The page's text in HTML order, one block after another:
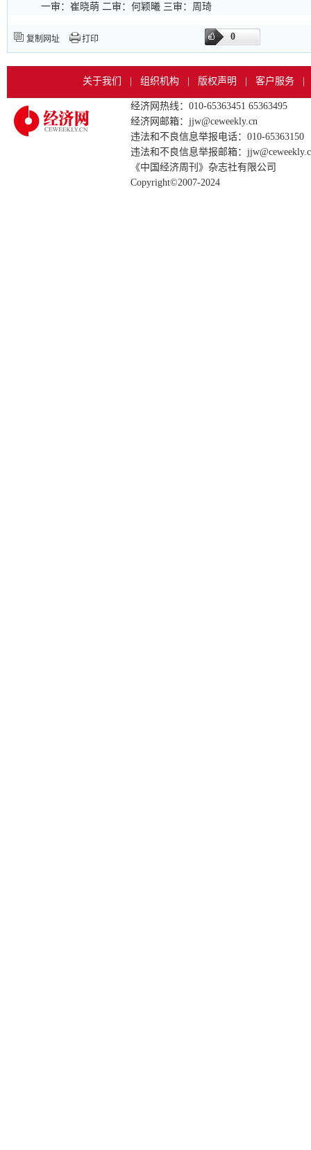
一审：崔晓萌 二审：何颖曦 三审：周琦
复制网址 打印 0
关于我们 组织机构 版权声明 客户服务
经济网热线：010-65363451 65363495
经济网邮箱：jjw@ceweekly.cn
违法和不良信息举报电话：010-65363150
违法和不良信息举报邮箱：
《中国经济周刊》杂志社有限公司
Copyright©2007-2024